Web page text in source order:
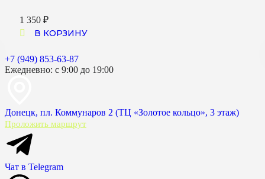
1 350 ₽
В КОРЗИНУ
+7 (949) 853-63-87
Ежедневно: с 9:00 до 19:00
Донецк, пл. Коммунаров 2 (ТЦ «Золотое кольцо», 3 этаж)
Проложить маршрут
Чат в Telegram